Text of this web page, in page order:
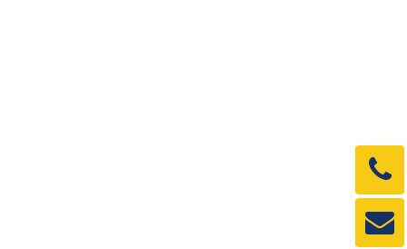
电
话：
箱：